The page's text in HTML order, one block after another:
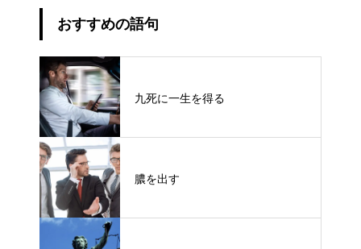
おすすめの語句
九死に一生を得る
膿を出す